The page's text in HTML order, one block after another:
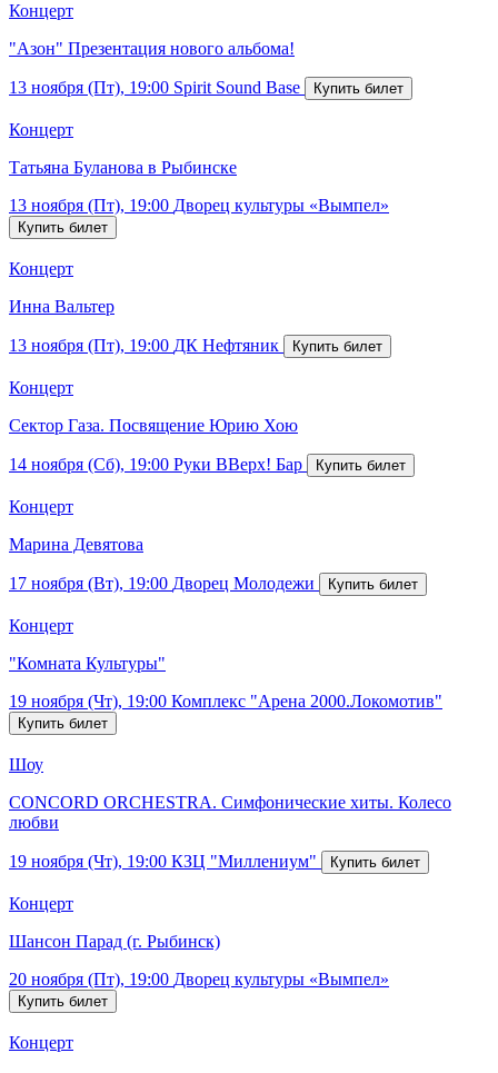
Концерт
"Азон" Презентация нового альбома!
13 ноября (Пт), 19:00 Spirit Sound Base
Концерт
Татьяна Буланова в Рыбинске
13 ноября (Пт), 19:00 Дворец культуры «Вымпел»
Концерт
Инна Вальтер
13 ноября (Пт), 19:00 ДК Нефтяник
Концерт
Сектор Газа. Посвящение Юрию Хою
14 ноября (Сб), 19:00 Руки ВВерх! Бар
Концерт
Марина Девятова
17 ноября (Вт), 19:00 Дворец Молодежи
Концерт
"Комната Культуры"
19 ноября (Чт), 19:00 Комплекс "Арена 2000.Локомотив"
Шоу
CONCORD ORCHESTRA. Симфонические хиты. Колесо
любви
19 ноября (Чт), 19:00 КЗЦ "Миллениум"
Концерт
Шансон Парад (г. Рыбинск)
20 ноября (Пт), 19:00 Дворец культуры «Вымпел»
Концерт